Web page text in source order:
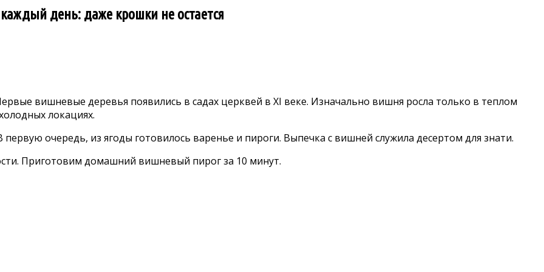
день: даже крошки не остается
вишневые деревья появились в садах церквей в XI веке. Изначально вишня росла только в теплом
локациях.
очередь, из ягоды готовилось варенье и пироги. Выпечка с вишней служила десертом для знати.
Приготовим домашний вишневый пирог за 10 минут.